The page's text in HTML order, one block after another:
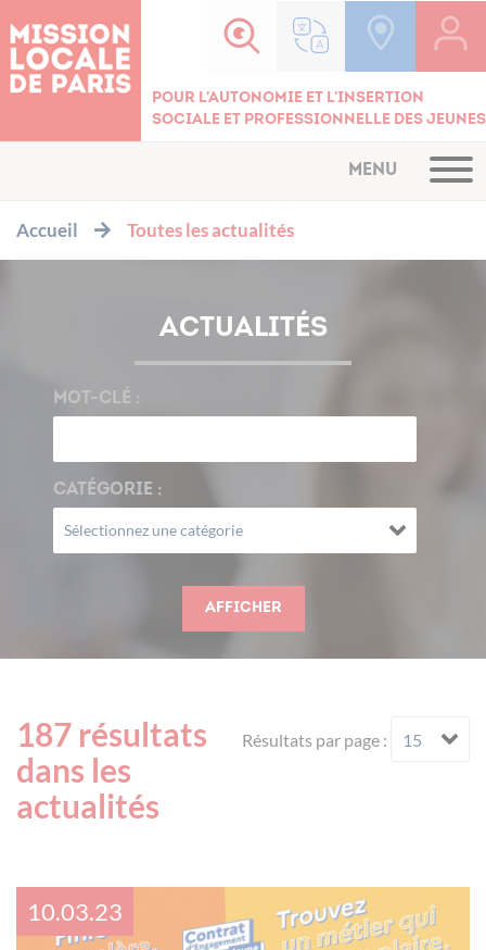
Pour l'autonomie et l'insertion
sociale et professionnelle des jeunes
MENU
Accueil Toutes les actualités
ACTUALITÉS
MOT-CLÉ :
CATÉGORIE :
Afficher
Résultats par page :
187 résultats
dans les
actualités
10.03.23